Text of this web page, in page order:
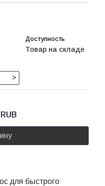
Товар на складе
>
RUB
для быстрого